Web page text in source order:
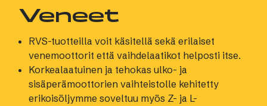
Veneet
RVS-tuotteilla voit käsitellä sekä erilaiset
venemoottorit että vaihdelaatikot helposti itse.
Korkealaatuinen ja tehokas ulko- ja
sisäperämoottorien vaihteistolle kehitetty
erikoisöljymme soveltuu myös Z- ja L-